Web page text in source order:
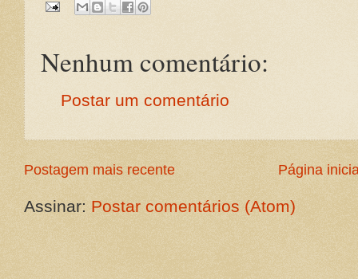
Nenhum comentário:
Postar um comentário
Postagem mais recente Página
Assinar: Postar comentários (Atom)